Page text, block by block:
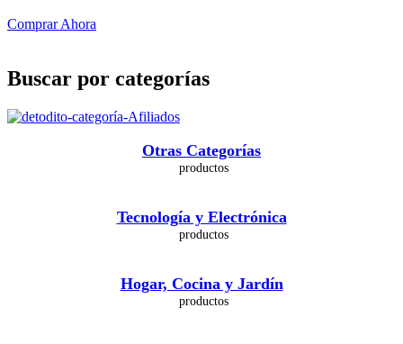
Comprar Ahora
Buscar por categorías
Otras Categorías
Tecnología y Electrónica
Hogar, Cocina y Jardín